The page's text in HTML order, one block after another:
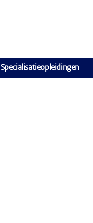
Specialisatieopleidingen